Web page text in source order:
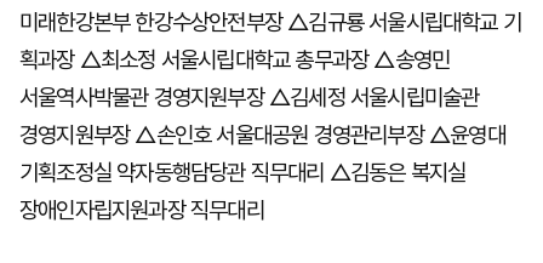
미래한강본부 한강수상안전부장 △김규룡 서울시립대학교 기
획과장 △최소정 서울시립대학교 총무과장 △송영민
서울역사박물관 경영지원부장 △김세정 서울시립미술관
경영지원부장 △손인호 서울대공원 경영관리부장 △윤영대
기획조정실 약자동행담당관 직무대리 △김동은 복지실
장애인자립지원과장 직무대리